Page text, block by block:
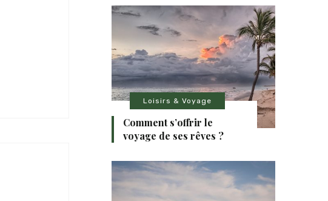
Loisirs & Voyage
Comment s’offrir le
voyage de ses rêves ?